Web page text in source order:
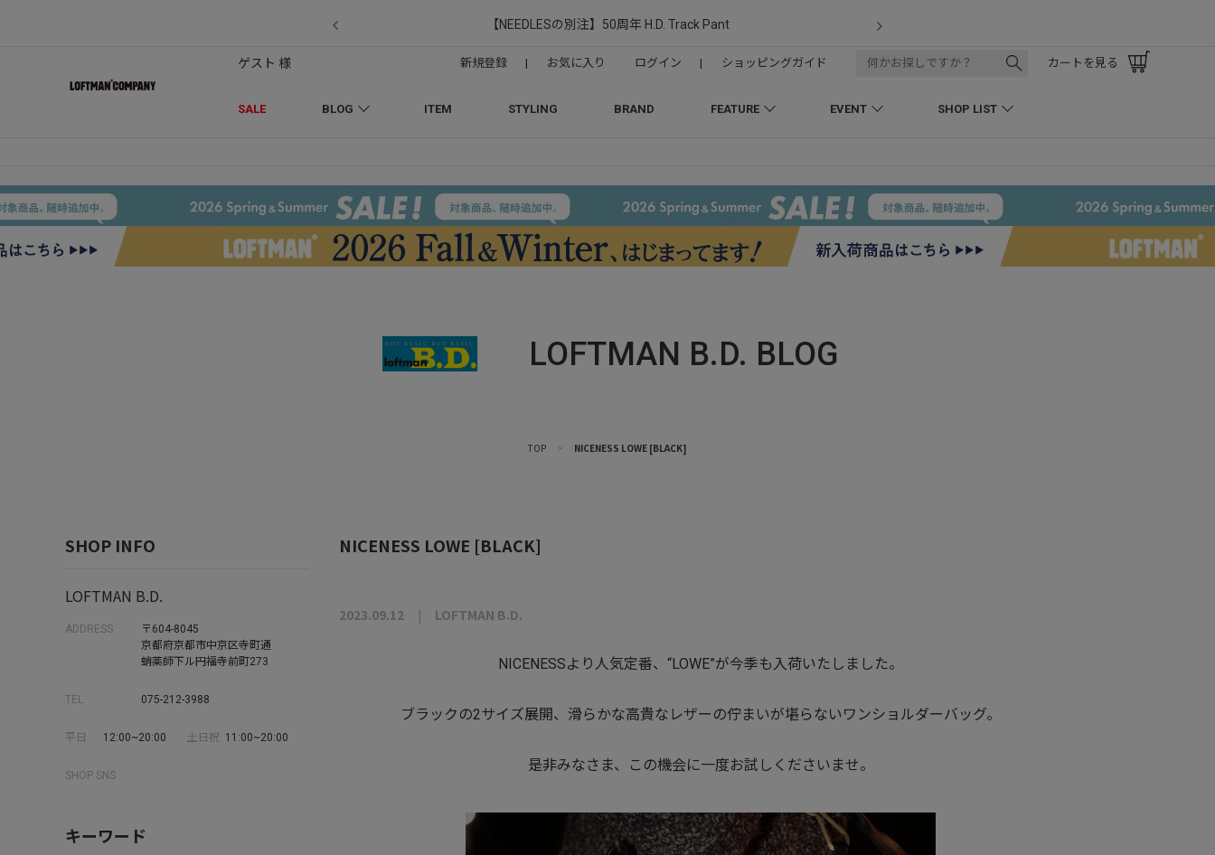
LOFTMAN RECRUIT
SALE BLOG ITEM STYLING BRAND FEATURE EVENT SHOP LIST
ゲスト 様 新規登録 | お気に入り ログイン | ショッピングガイド カートを見る
LOFTMAN B.D. BLOG
TOP > NICENESS LOWE [BLACK]
SHOP INFO
LOFTMAN B.D.
ADDRESS
〒604-8045
京都府京都市中京区寺町通
蛸薬師下ル円福寺前町273
TEL 075-212-3988
平日 12:00~20:00 土日祝 11:00~20:00
SHOP SNS
キーワード
NICENESS LOWE [BLACK]
2023.09.12 LOFTMAN B.D.
NICENESSより人気定番、“LOWE”が今季も入荷いたしました。
ブラックの2サイズ展開、滑らかな高貴なレザーの佇まいが堪らないワンショルダーバッグ。
是非みなさま、この機会に一度お試しくださいませ。